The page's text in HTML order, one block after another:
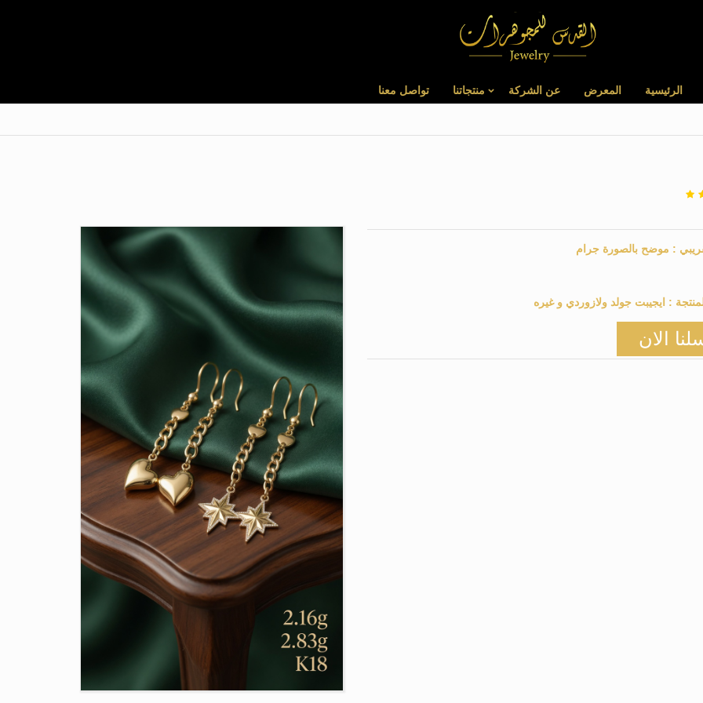
تواصل معنا منتجاتنا عن الشركة المعرض الرئيسية
: موضح بالصورة جرام
: ايجيبت جولد ولازوردي و غيره
الان